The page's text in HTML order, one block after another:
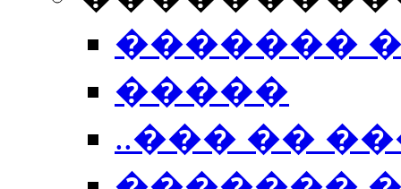
�������
�����
..��� ��